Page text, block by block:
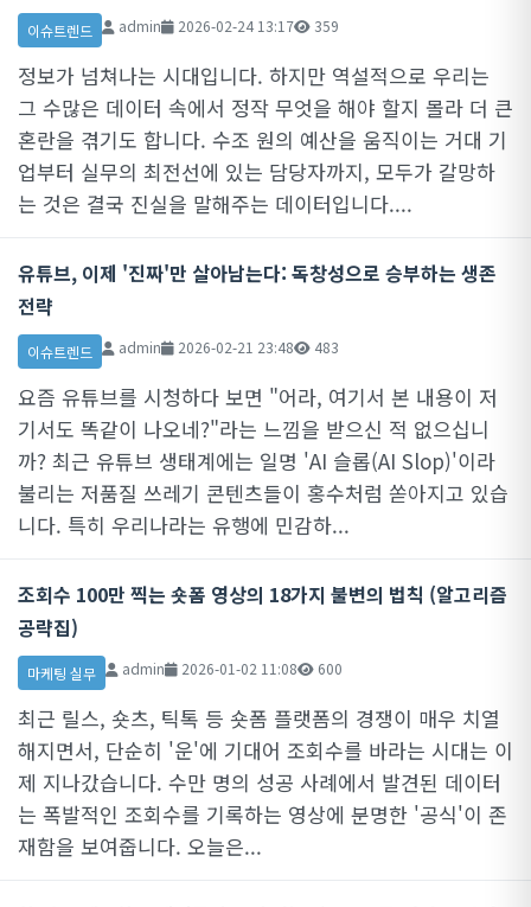
이슈트렌드 admin 2026-02-24 13:17 359
정보가 넘쳐나는 시대입니다. 하지만 역설적으로 우리는
그 수많은 데이터 속에서 정작 무엇을 해야 할지 몰라 더 큰
혼란을 겪기도 합니다. 수조 원의 예산을 움직이는 거대 기
업부터 실무의 최전선에 있는 담당자까지, 모두가 갈망하
는 것은 결국 진실을 말해주는 데이터입니다....
유튜브, 이제 '진짜'만 살아남는다: 독창성으로 승부하는 생존
전략
이슈트렌드 admin 2026-02-21 23:48 483
요즘 유튜브를 시청하다 보면 "어라, 여기서 본 내용이 저
기서도 똑같이 나오네?"라는 느낌을 받으신 적 없으십니
까? 최근 유튜브 생태계에는 일명 'AI 슬롭(AI Slop)'이라
불리는 저품질 쓰레기 콘텐츠들이 홍수처럼 쏟아지고 있습
니다. 특히 우리나라는 유행에 민감하...
조회수 100만 찍는 숏폼 영상의 18가지 불변의 법칙 (알고리즘
공략집)
마케팅 실무 admin 2026-01-02 11:08 600
최근 릴스, 숏츠, 틱톡 등 숏폼 플랫폼의 경쟁이 매우 치열
해지면서, 단순히 '운'에 기대어 조회수를 바라는 시대는 이
제 지나갔습니다. 수만 명의 성공 사례에서 발견된 데이터
는 폭발적인 조회수를 기록하는 영상에 분명한 '공식'이 존
재함을 보여줍니다. 오늘은...